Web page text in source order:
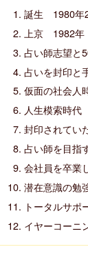
誕生 1980年
上京 1982年
占い師志望
占いを封印と
仮面の社会
人生模索時
封印されてい
占い師を目
会社員を卒業
潜在意識の
トータルサポ
イヤーコー